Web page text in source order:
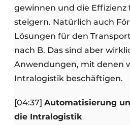
gewinnen und die Effizienz
steigern. Natürlich auch
Lösungen für den
nach B. Das sind aber
Anwendungen, mit denen
Intralogistik beschäftigen.
[04:37] Automatisierung
die Intralogistik